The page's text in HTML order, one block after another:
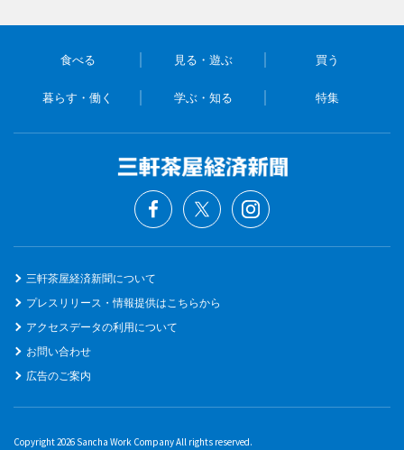
食べる 見る・遊ぶ 買う
暮らす・働く 学ぶ・知る 特集
三軒茶屋経済新聞について
プレスリリース・情報提供はこちらから
アクセスデータの利用について
お問い合わせ
広告のご案内
Copyright 2026 Sancha Work Company All rights reserved.